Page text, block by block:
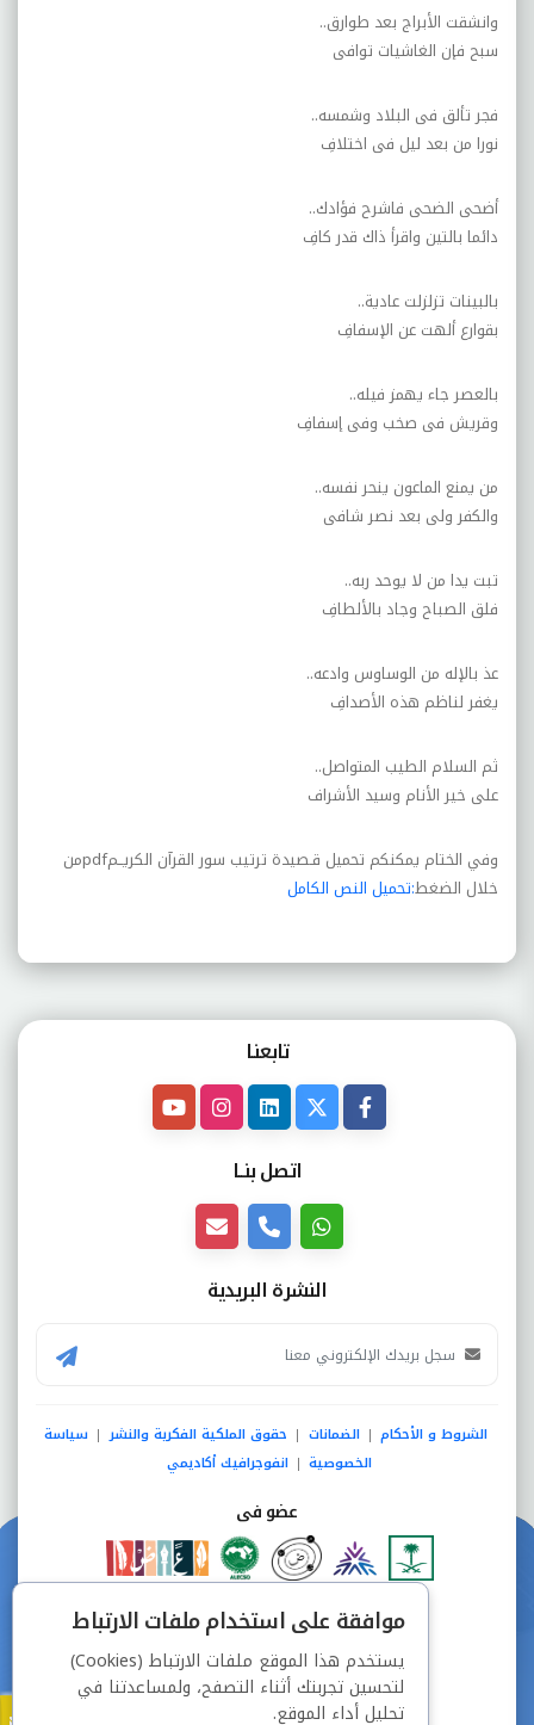
وانشقت الأبراج بعد طوارق..
سبح فإن الغاشيات توافى
فجر تألق فى البلاد وشمسه..
نورا من بعد ليل فى اختلافِ
أضحى الضحى فاشرح فؤادك..
دائما بالتين واقرأ ذاك قدر كافِ
بالبينات تزلزلت عادية..
بقوارع ألهت عن الإسفافِ
بالعصر جاء يهمز فيله..
وقريش فى صخب وفى إسفافِ
من يمنع الماعون ينحر نفسه..
والكفر ولى بعد نصر شافى
تبت يدا من لا يوحد ربه..
فلق الصباح وجاد بالألطافِ
عذ بالإله من الوساوس وادعه..
يغفر لناظم هذه الأصدافِ
ثم السلام الطيب المتواصل..
على خير الأنام وسيد الأشراف
وفي الختام يمكنكم تحميل قـصيدة ترتيب سور القرآن الكريــمpdfمن
خلال الضغط:تحميل النص الكامل
تابعنـا
اتصل بنــا
النشرة البريدية
الشروط و الأحكام | الضمانات | حقوق الملكية الفكرية والنشر | سياسة
الخصوصية | انفوجرافيك أكاديمي
عضو فى
دفع آمن من خلال
موافقة على استخدام ملفات الارتباط
يستخدم هذا الموقع ملفات الارتباط (Cookies)
لتحسين تجربتك أثناء التصفح، ولمساعدتنا في
تحليل أداء الموقع.